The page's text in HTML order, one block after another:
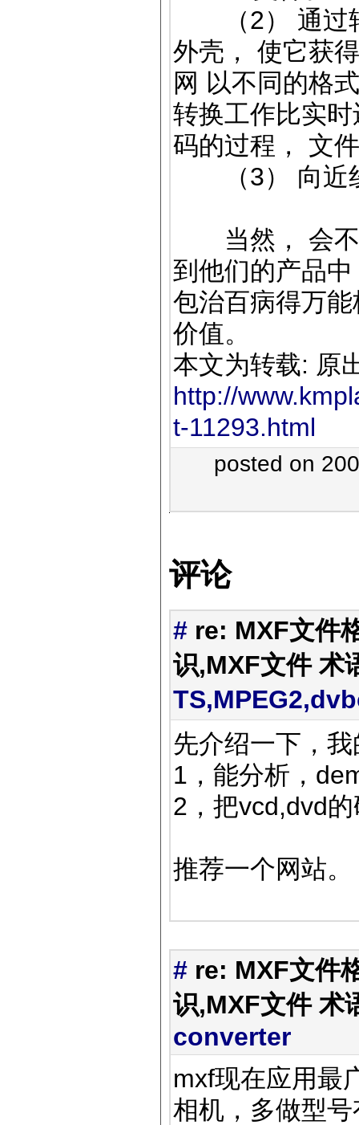
（2） 通过转
外壳， 使它获
网 以不同的格
转换工作比实
码的过程， 文
（3） 向近
当然， 会不
到他们的产品
包治百病得万
价值。
本文为转载: 原
http://
t-11293.html
posted on
评论
# re: MXF文件
识,MXF文件 术
先介绍一下，
1，能分析，
2，把vcd,dvd
推荐一个网站。
# re: MXF文件
识,MXF文件 术
converter
mxf现在应用最
相机，多做型